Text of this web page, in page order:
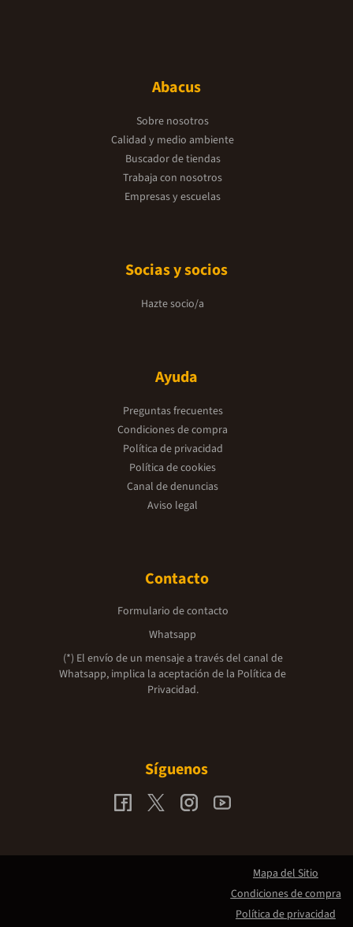
Abacus
Sobre nosotros
Calidad y medio ambiente
Buscador de tiendas
Trabaja con nosotros
Empresas y escuelas
Socias y socios
Hazte socio/a
Ayuda
Preguntas frecuentes
Condiciones de compra
Política de privacidad
Política de cookies
Canal de denuncias
Aviso legal
Contacto
Formulario de contacto
Whatsapp
(*) El envío de un mensaje a través del canal de
Whatsapp, implica la aceptación de la Política de
Privacidad.
Síguenos
Mapa del Sitio
Condiciones de compra
Política de privacidad